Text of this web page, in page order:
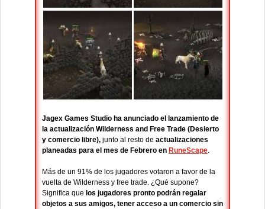
Jagex Games Studio ha anunciado el lanzamiento de
la actualización Wilderness and Free Trade (Desierto
y comercio libre), junto al resto de actualizaciones
planeadas para el mes de Febrero en RuneScape.
Más de un 91% de los jugadores votaron a favor de la
vuelta de Wilderness y free trade. ¿Qué supone?
Significa que los jugadores pronto podrán regalar
objetos a sus amigos, tener acceso a un comercio sin